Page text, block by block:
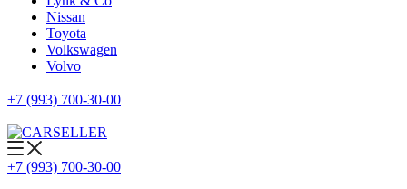
Nissan
Toyota
Volkswagen
Volvo
+7 (993) 700-30-00
+7 (993) 700-30-00